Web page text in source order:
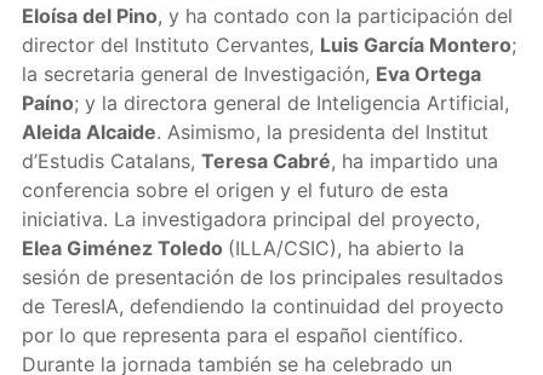
Eloísa del Pino, y ha contado con la participación del
director del Instituto Cervantes, Luis García Montero;
la secretaria general de Investigación, Eva Ortega
Paíno; y la directora general de Inteligencia Artificial,
Aleida Alcaide. Asimismo, la presidenta del Institut
d’Estudis Catalans, Teresa Cabré, ha impartido una
conferencia sobre el origen y el futuro de esta
iniciativa. La investigadora principal del proyecto,
Elea Giménez Toledo (ILLA/CSIC), ha abierto la
sesión de presentación de los principales resultados
de TeresIA, defendiendo la continuidad del proyecto
por lo que representa para el español científico.
Durante la jornada también se ha celebrado un